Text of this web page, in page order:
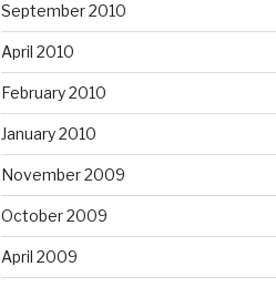
September 2010
April 2010
February 2010
January 2010
November 2009
October 2009
April 2009